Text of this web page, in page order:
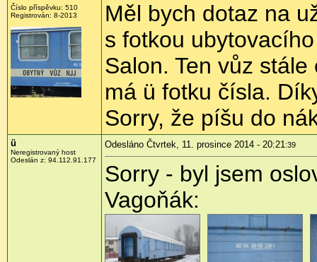
Číslo příspěvku: 510
Registrován: 8-2013
Měl bych dotaz na
s fotkou
Salon. Ten vůz
má ü fotku čísla.
Sorry, že píšu do
ü
Neregistrovaný host
Odeslán z: 94.112.91.177
Odesláno Čtvrtek, 11. prosince 2014 - 20:21:39
Sorry - byl jsem
Vagoňák: